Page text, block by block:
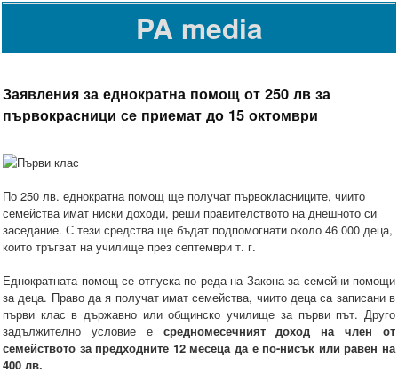
PA media
Заявления за еднократна помощ от 250 лв за
първокрасници се приемат до 15 октомври
По 250 лв. еднократна помощ ще получат първокласниците, чиито
семейства имат ниски доходи, реши правителството на днешното си
заседание. С тези средства ще бъдат подпомогнати около 46 000 деца,
които тръгват на училище през септември т. г.
Еднократната помощ се отпуска по реда на Закона за семейни помощи
за деца. Право да я получат имат семейства, чиито деца са записани в
първи клас в държавно или общинско училище за първи път. Друго
задължително условие есредномесечният доход на член от
семейството за предходните 12 месеца да е по-нисък или равен на
400 лв.